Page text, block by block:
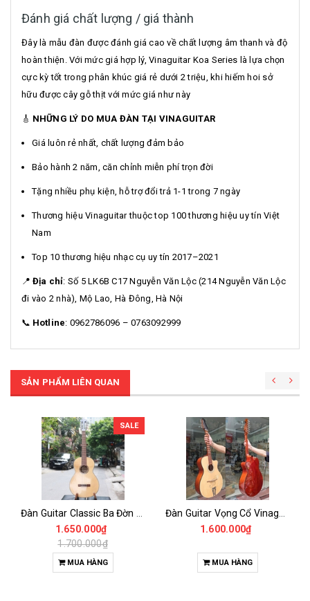
Đánh giá chất lượng / giá thành
Đây là mẫu đàn được đánh giá cao về chất lượng âm thanh và độ
hoàn thiện. Với mức giá hợp lý, Vinaguitar Koa Series là lựa chọn
cực kỳ tốt trong phân khúc giá rẻ dưới 2 triệu, khi hiếm hoi sở
hữu được cây gỗ thịt với mức giá như này
🎸 NHỮNG LÝ DO MUA ĐÀN TẠI VINAGUITAR
Giá luôn rẻ nhất, chất lượng đảm bảo
Bảo hành 2 năm, căn chỉnh miễn phí trọn đời
Tặng nhiều phụ kiện, hỗ trợ đổi trả 1-1 trong 7 ngày
Thương hiệu Vinaguitar thuộc top 100 thương hiệu uy tín Việt
Nam
Top 10 thương hiệu nhạc cụ uy tín 2017–2021
📍 Địa chỉ: Số 5 LK6B C17 Nguyễn Văn Lộc (214 Nguyễn Văn Lộc
đi vào 2 nhà), Mộ Lao, Hà Đông, Hà Nội
📞 Hotline: 0962786096 – 0763092999
SẢN PHẨM LIÊN QUAN
SALE
1.650.000₫
1.700.000₫
MUA HÀNG
1.600.000₫
MUA HÀNG